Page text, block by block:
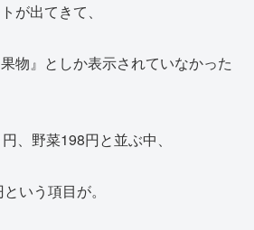
が出てきて、
物』としか表示されていなかった
、野菜198円と並ぶ中、
いう項目が。